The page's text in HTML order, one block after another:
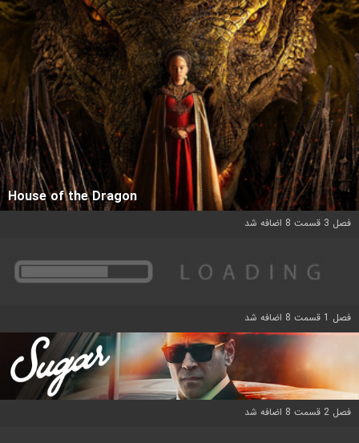
House of the Dragon
فصل 3 قسمت 8 اضافه شد
فصل 1 قسمت 8 اضافه شد
فصل 2 قسمت 8 اضافه شد